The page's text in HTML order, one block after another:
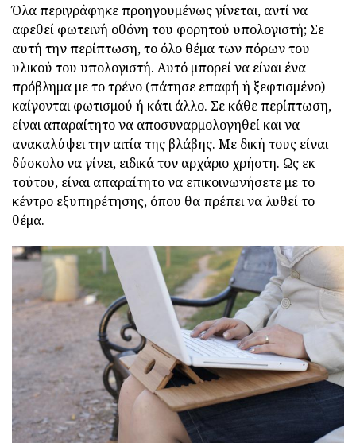
Όλα περιγράφηκε προηγουμένως γίνεται, αντί να
αφεθεί φωτεινή οθόνη του φορητού υπολογιστή; Σε
αυτή την περίπτωση, το όλο θέμα των πόρων του
υλικού του υπολογιστή. Αυτό μπορεί να είναι ένα
πρόβλημα με το τρένο (πάτησε επαφή ή ξεφτισμένο)
καίγονται φωτισμού ή κάτι άλλο. Σε κάθε περίπτωση,
είναι απαραίτητο να αποσυναρμολογηθεί και να
ανακαλύψει την αιτία της βλάβης. Με δική τους είναι
δύσκολο να γίνει, ειδικά τον αρχάριο χρήστη. Ως εκ
τούτου, είναι απαραίτητο να επικοινωνήσετε με το
κέντρο εξυπηρέτησης, όπου θα πρέπει να λυθεί το
θέμα.